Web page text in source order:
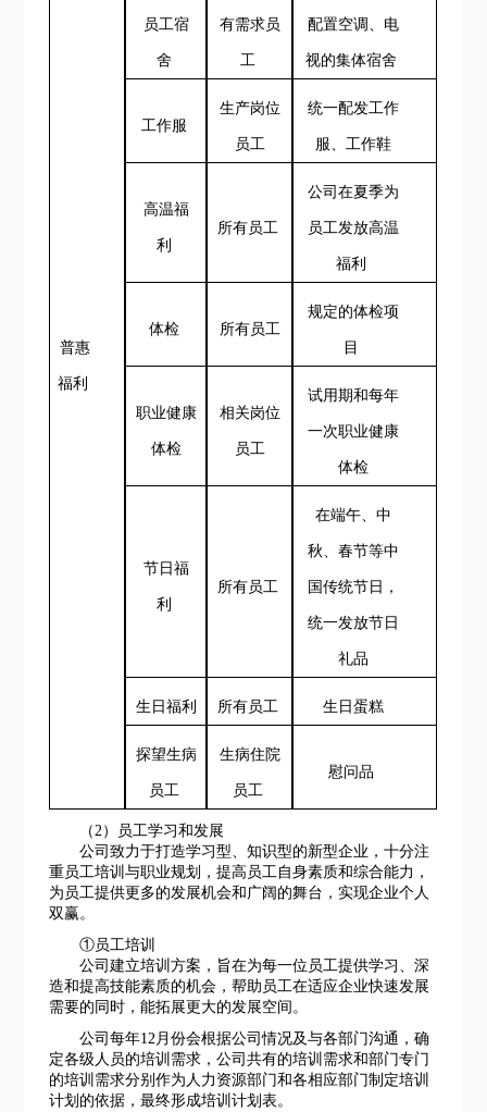
普惠
福利
员工宿
舍
有需求员
工
配置空调、电
视的集体宿舍
工作服
生产岗位
员工
统一配发工作
服、工作鞋
高温福
利
所有员工
公司在夏季为
员工发放高温
福利
体检 所有员工
规定的体检项
目
职业健康
体检
相关岗位
员工
试用期和每年
一次职业健康
体检
节日福
利
所有员工
在端午、中
秋、春节等中
国传统节日，
统一发放节日
礼品
生日福利 所有员工 生日蛋糕
探望生病
员工
生病住院
员工
慰问品
（2）员工学习和发展
公司致力于打造学习型、知识型的新型企业，十分注
重员工培训与职业规划，提高员工自身素质和综合能力，
为员工提供更多的发展机会和广阔的舞台，实现企业个人
双赢。
①员工培训
公司建立培训方案，旨在为每一位员工提供学习、深
造和提高技能素质的机会，帮助员工在适应企业快速发展
需要的同时，能拓展更大的发展空间。
公司每年12月份会根据公司情况及与各部门沟通，确
定各级人员的培训需求，公司共有的培训需求和部门专门
的培训需求分别作为人力资源部门和各相应部门制定培训
计划的依据，最终形成培训计划表。